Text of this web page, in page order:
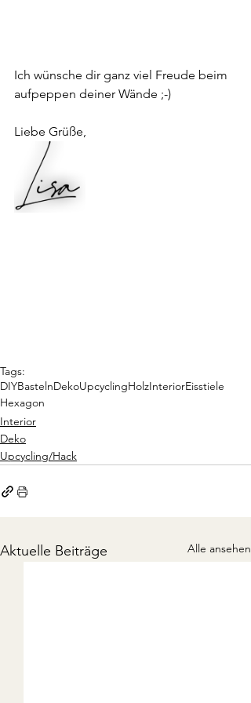
Ich wünsche dir ganz viel Freude beim
aufpeppen deiner Wände ;-)
Liebe Grüße,
Tags:
DIYBastelnDekoUpcyclingHolzInteriorEisstiele
Hexagon
Interior
Deko
Upcycling/Hack
Aktuelle Beiträge Alle ansehen